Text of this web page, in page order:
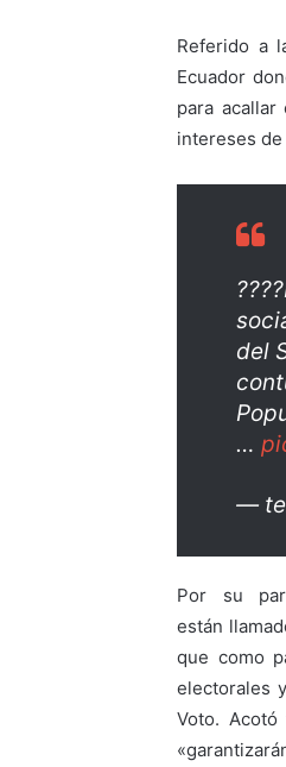
Referido a
Ecuador
para
intereses
del
…
—
Por su
están
que como
electorales
Voto.